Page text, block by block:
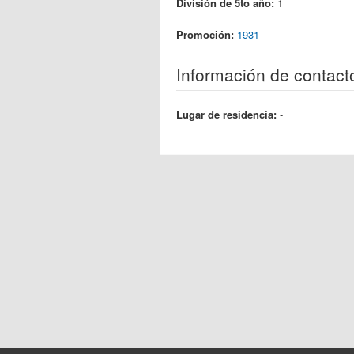
Promoción: 1931
Información de
Lugar de residencia: -